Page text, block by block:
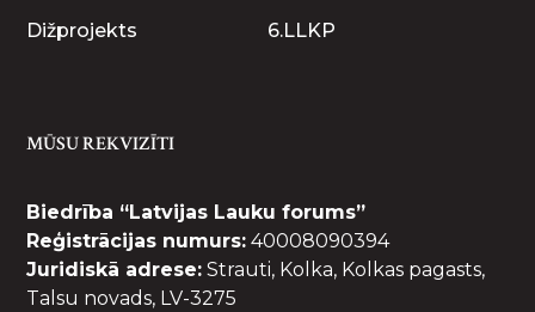
Dižprojekts 6.LLKP
MŪSU REKVIZĪTI
Biedrība “Latvijas Lauku forums”
Reģistrācijas numurs: 40008090394
Juridiskā adrese: Strauti, Kolka, Kolkas pagasts,
Talsu novads, LV-3275